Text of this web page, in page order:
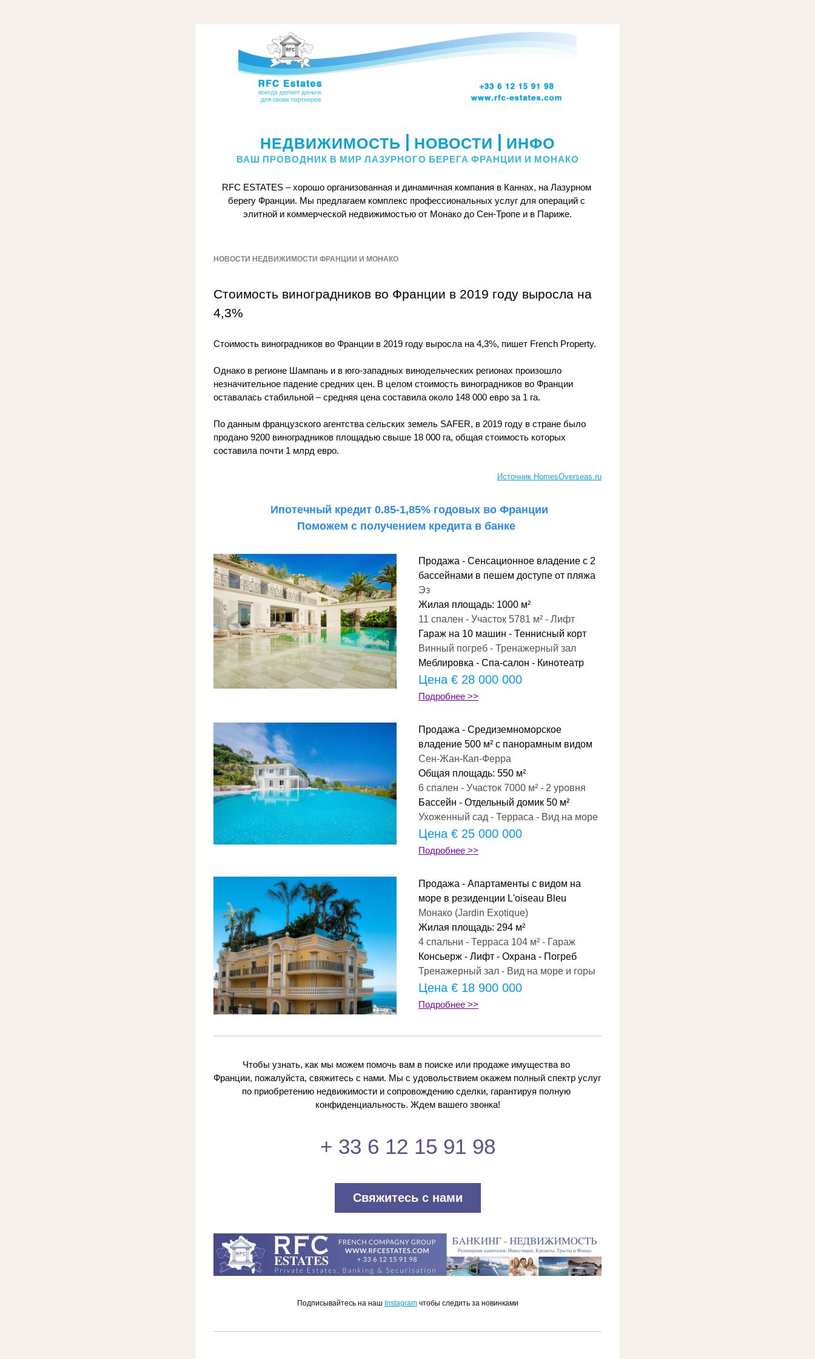
НЕДВИЖИМОСТЬ | НОВОСТИ | ИНФО
ВАШ ПРОВОДНИК В МИР ЛАЗУРНОГО БЕРЕГА ФРАНЦИИ И МОНАКО
RFC ESTATES – хорошо организованная и динамичная компания в Каннах, на Лазурном
берегу Франции. Мы предлагаем комплекс профессиональных услуг для операций с
элитной и коммерческой недвижимостью от Монако до Сен-Тропе и в Париже.
НОВОСТИ НЕДВИЖИМОСТИ ФРАНЦИИ И МОНАКО
Стоимость виноградников во Франции в 2019 году выросла на
4,3%
Стоимость виноградников во Франции в 2019 году выросла на 4,3%, пишет French Property.
Однако в регионе Шампань и в юго-западных винодельческих регионах произошло
незначительное падение средних цен. В целом стоимость виноградников во Франции
оставалась стабильной – средняя цена составила около 148 000 евро за 1 га.
По данным французского агентства сельских земель SAFER, в 2019 году в стране было
продано 9200 виноградников площадью свыше 18 000 га, общая стоимость которых
составила почти 1 млрд евро.
Источник HomesOverseas.ru
Ипотечный кредит 0.85-1,85% годовых во Франции
Поможем с получением кредита в банке
Продажа - Сенсационное владение с 2
бассейнами в пешем доступе от пляжа
Эз
Жилая площадь: 1000 м²
11 спален - Участок 5781 м² - Лифт
Гараж на 10 машин - Теннисный корт
Винный погреб - Тренажерный зал
Меблировка - Спа-салон - Кинотеатр
Цена € 28 000 000
Подробнее >>
Продажа - Средиземноморское
владение 500 м² с панорамным видом
Сен-Жан-Кап-Ферра
Общая площадь: 550 м²
6 спален - Участок 7000 м² - 2 уровня
Бассейн - Отдельный домик 50 м²
Ухоженный сад - Терраса - Вид на море
Цена € 25 000 000
Подробнее >>
Продажа - Апартаменты с видом на
море в резиденции L'oiseau Bleu
Монако (Jardin Exotique)
Жилая площадь: 294 м²
4 спальни - Терраса 104 м² - Гараж
Консьерж - Лифт - Охрана - Погреб
Тренажерный зал - Вид на море и горы
Цена € 18 900 000
Подробнее >>
Чтобы узнать, как мы можем помочь вам в поиске или продаже имущества во
Франции, пожалуйста, свяжитесь с нами. Мы с удовольствием окажем полный спектр услуг
по приобретению недвижимости и сопровождению сделки, гарантируя полную
конфиденциальность. Ждем вашего звонка!
+ 33 6 12 15 91 98
Свяжитесь с нами
Подписывайтесь на наш Instagram чтобы следить за новинками